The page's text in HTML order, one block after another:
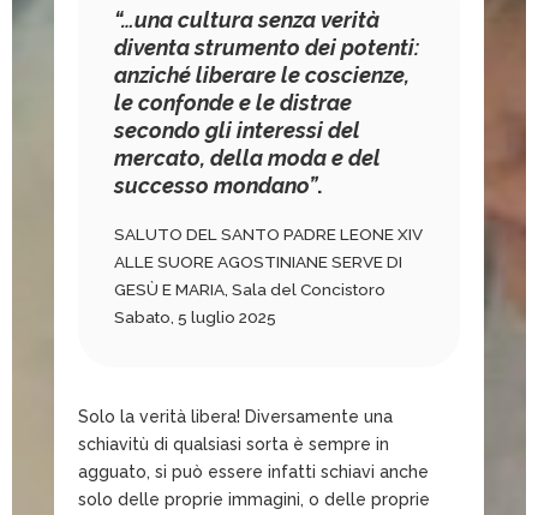
“…una cultura senza verità
diventa strumento dei potenti:
anziché liberare le coscienze,
le confonde e le distrae
secondo gli interessi del
mercato, della moda e del
successo mondano”.
SALUTO DEL SANTO PADRE LEONE XIV
ALLE SUORE AGOSTINIANE SERVE DI
GESÙ E MARIA, Sala del Concistoro
Sabato, 5 luglio 2025
Solo la verità libera! Diversamente una
schiavitù di qualsiasi sorta è sempre in
agguato, si può essere infatti schiavi anche
solo delle proprie immagini, o delle proprie